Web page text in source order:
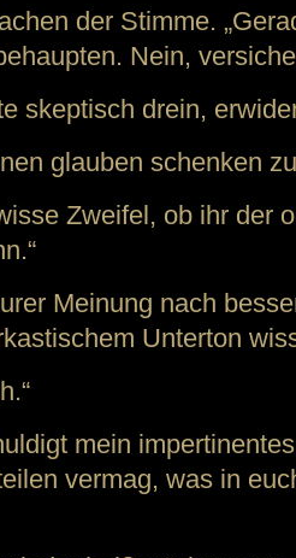
der Stimme.
Nein,
skeptisch drein,
glauben schenken
Zweifel, ob ihr der
Meinung nach
Unterton
mein
vermag, was in